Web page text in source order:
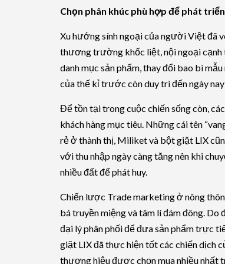
Chọn phân khúc phù hợp để phát triển
Xu hướng sính ngoại của người Việt đã
thương trường khốc liệt, nội ngoại cạnh
danh mục sản phẩm, thay đổi bao bì
của thế kỉ trước còn duy trì đến ngày
Để tồn tại trong cuộc chiến sống còn,
khách hàng mục tiêu. Những cái tên
rẻ ở thành thị, Miliket và bột giặt LIX
với thu nhập ngày càng tăng nên khi
nhiều đất để phát huy.
Chiến lược Trade marketing ở nông
bá truyền miệng và tâm lí đám đông. Do
đại lý phân phối để đưa sản phẩm trực
giặt LIX đã thực hiện tốt các chiến dịch
thương hiệu được chọn mua nhiều nhất